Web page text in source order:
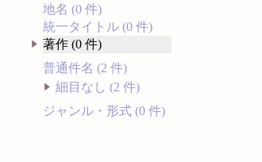
地名 (0 件)
統一タイトル (0 件)
著作 (0 件)
普通件名 (2 件)
細目なし (2 件)
ジャンル・形式 (0 件)